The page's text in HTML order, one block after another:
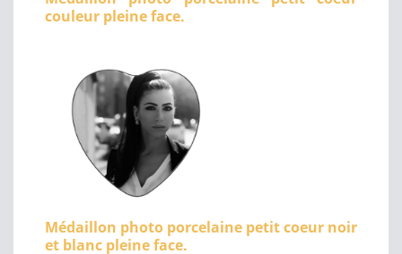
couleur pleine face.
Médaillon photo porcelaine petit coeur noir
et blanc pleine face.